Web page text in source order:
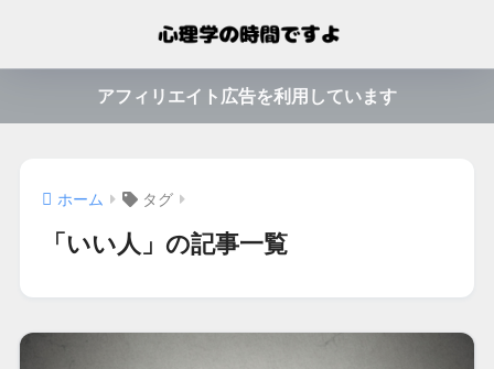
アフィリエイト広告を利用しています
ホーム タグ
「いい人」の記事一覧